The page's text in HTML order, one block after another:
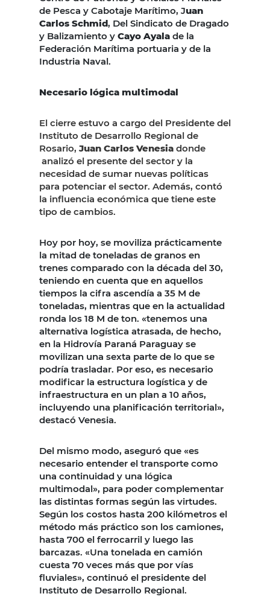
de Pesca y Cabotaje Marítimo, Juan
Carlos Schmid, Del Sindicato de Dragado
y Balizamiento y Cayo Ayala de la
Federación Marítima portuaria y de la
Industria Naval.
Necesario lógica multimodal
El cierre estuvo a cargo del Presidente del
Instituto de Desarrollo Regional de
Rosario, Juan Carlos Venesia donde
analizó el presente del sector y la
necesidad de sumar nuevas políticas
para potenciar el sector. Además, contó
la influencia económica que tiene este
tipo de cambios.
Hoy por hoy, se moviliza prácticamente
la mitad de toneladas de granos en
trenes comparado con la década del 30,
teniendo en cuenta que en aquellos
tiempos la cifra ascendía a 35 M de
toneladas, mientras que en la actualidad
ronda los 18 M de ton. «tenemos una
alternativa logística atrasada, de hecho,
en la Hidrovía Paraná Paraguay se
movilizan una sexta parte de lo que se
podría trasladar. Por eso, es necesario
modificar la estructura logística y de
infraestructura en un plan a 10 años,
incluyendo una planificación territorial»,
destacó Venesia.
Del mismo modo, aseguró que «es
necesario entender el transporte como
una continuidad y una lógica
multimodal», para poder complementar
las distintas formas según las virtudes.
Según los costos hasta 200 kilómetros el
método más práctico son los camiones,
hasta 700 el ferrocarril y luego las
barcazas. «Una tonelada en camión
cuesta 70 veces más que por vías
fluviales», continuó el presidente del
Instituto de Desarrollo Regional.